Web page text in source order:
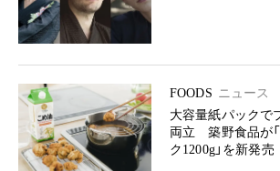
FOODS ニュース
大容量紙パックで
両立 築野食品が
ク1200g」を新発売